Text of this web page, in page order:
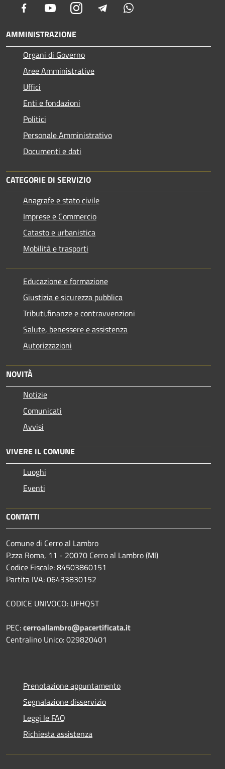
Facebook YoutubeInstagram Telegram
AMMINISTRAZIONE
Organi di Governo
Aree Amministrative
Uffici
Enti e fondazioni
Politici
Personale Amministrativo
Documenti e dati
CATEGORIE DI SERVIZIO
Anagrafe e stato civile
Imprese e Commercio
Catasto e urbanistica
Mobilità e trasporti
Educazione e formazione
Giustizia e sicurezza pubblica
Tributi,finanze e contravvenzioni
Salute, benessere e assistenza
Autorizzazioni
NOVITÀ
Notizie
Comunicati
Avvisi
VIVERE IL COMUNE
Luoghi
Eventi
CONTATTI
Comune di Cerro al Lambro
P.zza Roma, 11 - 20070 Cerro al Lambro (MI)
Codice Fiscale: 84503860151
Partita IVA: 06433830152
CODICE UNIVOCO: UFHQST
PEC:cerroallambro@pacertificata.it
Centralino Unico: 029820401
Prenotazione appuntamento
Segnalazione disservizio
Leggi le FAQ
Richiesta assistenza